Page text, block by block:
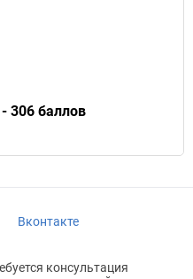
306 баллов
Вконтакте
консультация